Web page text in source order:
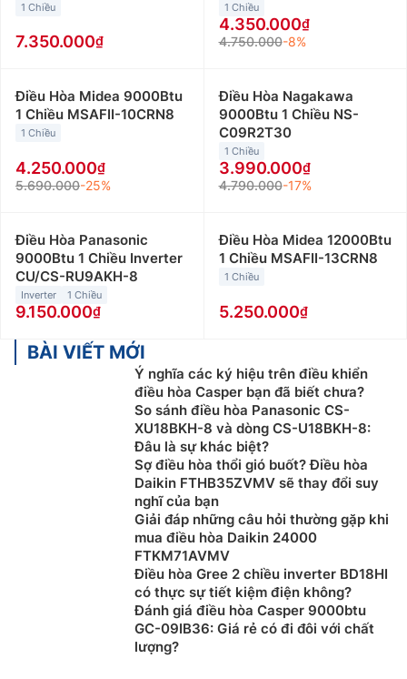
1 Chiều
7.350.000
1 Chiều
4.350.000
4.750.000-8%
Điều Hòa Midea 9000Btu
1 Chiều MSAFII-10CRN8
1 Chiều
4.250.000
5.690.000-25%
Điều Hòa Nagakawa
9000Btu 1 Chiều NS-
C09R2T30
1 Chiều
3.990.000
4.790.000-17%
Điều Hòa Panasonic
9000Btu 1 Chiều Inverter
CU/CS-RU9AKH-8
Inverter 1 Chiều
9.150.000
Điều Hòa Midea 12000Btu
1 Chiều MSAFII-13CRN8
1 Chiều
5.250.000
BÀI VIẾT MỚI
Ý nghĩa các ký hiệu trên điều khiển
điều hòa Casper bạn đã biết chưa?
So sánh điều hòa Panasonic CS-
XU18BKH-8 và dòng CS-U18BKH-8:
Đâu là sự khác biệt?
Sợ điều hòa thổi gió buốt? Điều hòa
Daikin FTHB35ZVMV sẽ thay đổi suy
nghĩ của bạn
Giải đáp những câu hỏi thường gặp khi
mua điều hòa Daikin 24000
FTKM71AVMV
Điều hòa Gree 2 chiều inverter BD18HI
có thực sự tiết kiệm điện không?
Đánh giá điều hòa Casper 9000btu
GC-09IB36: Giá rẻ có đi đôi với chất
lượng?